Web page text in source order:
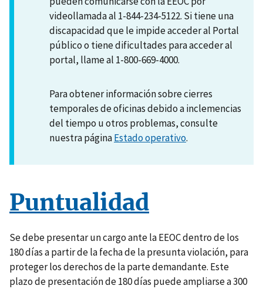
videollamada al 1-844-234-5122. Si tiene una
discapacidad que le impide acceder al Portal
público o tiene dificultades para acceder al
portal, llame al 1-800-669-4000.
Para obtener información sobre cierres
temporales de oficinas debido a inclemencias
del tiempo u otros problemas, consulte
nuestra páginaEstado operativo.
Puntualidad
Se debe presentar un cargo ante la EEOC dentro de los
180 días a partir de la fecha de la presunta violación, para
proteger los derechos de la parte demandante. Este
plazo de presentación de 180 días puede ampliarse a 300